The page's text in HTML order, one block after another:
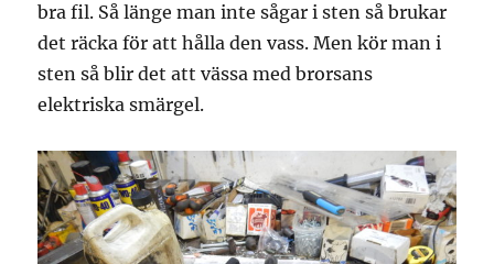
bra fil. Så länge man inte sågar i sten så brukar
det räcka för att hålla den vass. Men kör man i
sten så blir det att vässa med brorsans
elektriska smärgel.